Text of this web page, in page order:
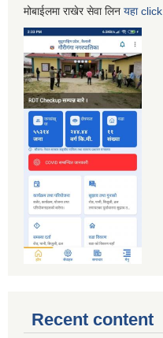
मोबाईलमा राखेर सेवा लिन यहाclick
Recent content